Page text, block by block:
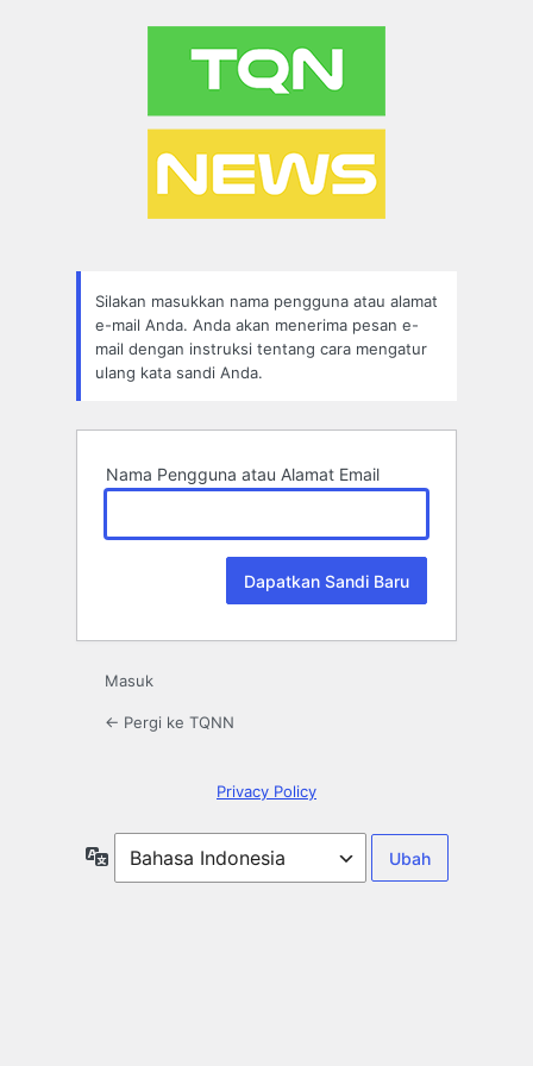
Silakan masukkan nama pengguna atau alamat
e-mail Anda. Anda akan menerima pesan e-
mail dengan instruksi tentang cara mengatur
ulang kata sandi Anda.
Nama Pengguna atau Alamat Email
Masuk
← Pergi ke TQNN
Privacy Policy
Bahasa